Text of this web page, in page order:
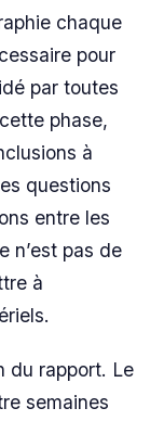
chaque
pour
par toutes
phase,
à
questions
entre les
n’est pas de
à
du rapport. Le
semaines